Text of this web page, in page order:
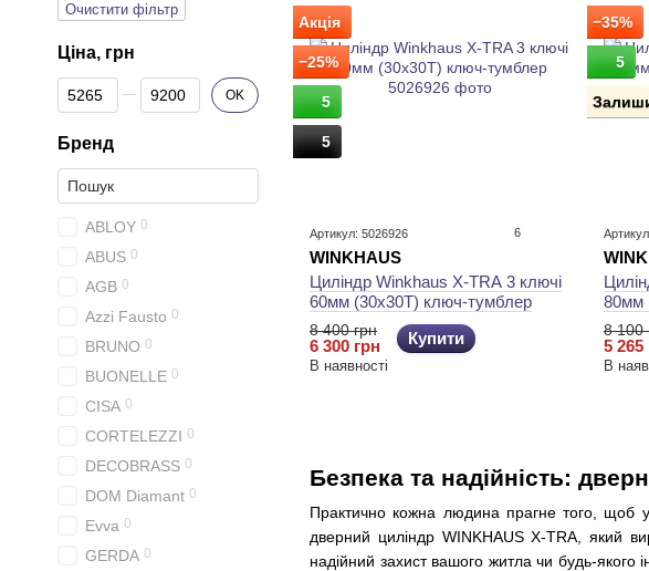
Безпека та надійність:
Практично кожна людина прагне того, щоб у
дверний циліндр WINKHAUS X-TRA, який
надійний захист вашого житла чи будь-
Акція
−25%
5
5
Артикул: 5026926 6
WINKHAUS
Циліндр Winkhaus X-TRA 3 ключі
60мм (30x30T) ключ-тумблер
8 400 грн
6 300 грн Купити
В наявності
−35%
5
80мм
8 100
5 265
В
Очистити фільтр
Ціна, грн
Від Ціна, грн
До Ціна, грн OK
Бренд
ABLOY 0
ABUS 0
AGB 0
Azzi Fausto 0
BRUNO 0
BUONELLE 0
CISA 0
CORTELEZZI 0
DECOBRASS 0
DOM Diamant 0
Evva 0
GERDA 0